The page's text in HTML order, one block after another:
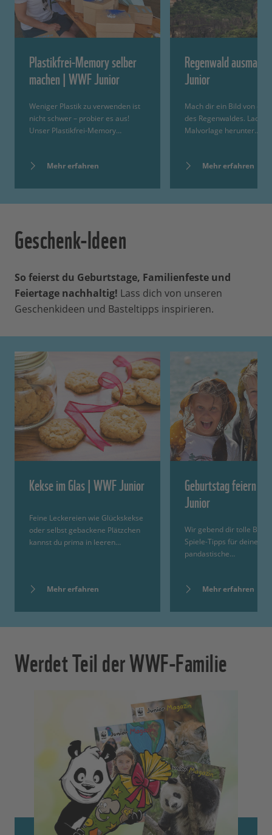
Plastikfrei-Memory selber
machen | WWF Junior
Weniger Plastik zu verwenden ist
nicht schwer – probier es aus!
Unser Plastikfrei-Memory…
Mehr erfahren
Regenwald
Junior
Mach dir ein Bild von der
des Regenwaldes. Lade
Malvorlage herunter…
Mehr erfahren
Geschenk-Ideen
So feierst du Geburtstage, Familienfeste und
Feiertage nachhaltig! Lass dich von unseren
Geschenkideen und Basteltipps inspirieren.
Kekse im Glas | WWF Junior
Feine Leckereien wie Glückskekse
oder selbst gebackene Plätzchen
kannst du prima in leeren…
Mehr erfahren
Geburtstag feiern
Junior
Wir gebend dir tolle
Spiele-Tipps für deine
pandastische…
Mehr erfahren
Werdet Teil der WWF-Familie